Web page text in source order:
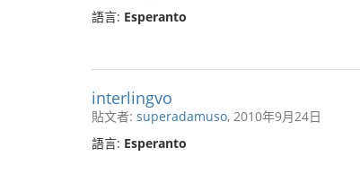
語言: Esperanto
interlingvo
貼文者: superadamuso, 2010年9月24日
語言: Esperanto